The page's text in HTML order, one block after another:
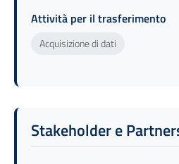
Attività per il trasferimento
Acquisizione di dati
Stakeholder e